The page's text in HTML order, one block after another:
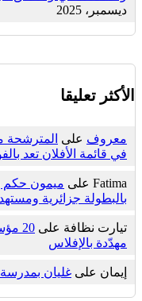
ديسمبر، 2025
الأكثر تعليقا
معروف على المترشحة
في قائمة الأفلان تعد
Fatima على ميمون حكم
بالبطولة جزائرية
تيارت نظافة على
20
مهدّدة بالإفلاس
إيمان على غليان